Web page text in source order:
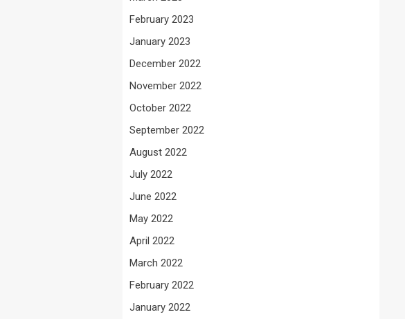
February 2023
January 2023
December 2022
November 2022
October 2022
September 2022
August 2022
July 2022
June 2022
May 2022
April 2022
March 2022
February 2022
January 2022